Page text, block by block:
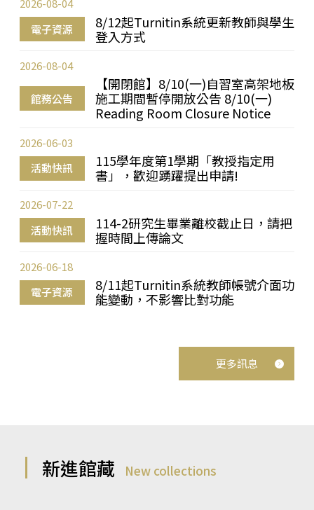
電子資源
8/12起Turnitin系統更新教師與學生
登入方式
2026-08-04
館務公告
【開閉館】8/10(一)自習室高架地板
施工期間暫停開放公告 8/10(一)
Reading Room Closure Notice
2026-08-04
活動快訊
115學年度第1學期「教授指定用
書」，歡迎踴躍提出申請!
2026-06-03
活動快訊
114-2研究生畢業離校截止日，請把
握時間上傳論文
2026-07-22
電子資源
8/11起Turnitin系統教師帳號介面功
能變動，不影響比對功能
2026-06-18
更多訊息
新進館藏 New collections